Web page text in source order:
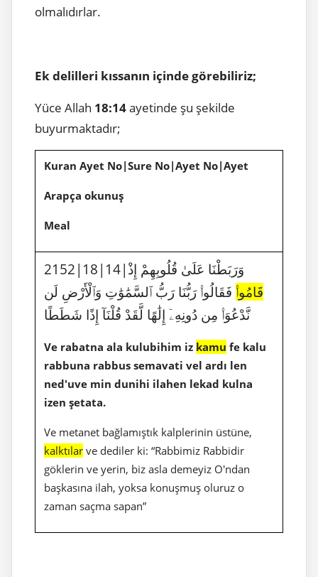
olmalıdırlar.
Ek delilleri kıssanın içinde görebiliriz;
Yüce Allah 18:14ayetinde şu şekilde
buyurmaktadır;
Kuran Ayet No|Sure No|Ayet No|Ayet
Arapça okunuş
Meal
2152|18|14|وَرَبَطْنَا عَلَىٰ قُلُوبِهِمْ إِذْ
قَامُوا۟ فَقَالُوا۟ رَبُّنَا رَبُّ ٱلسَّمَٰوَٰتِ وَٱلْأَرْضِ لَن
نَّدْعُوَا۟ مِن دُونِهِۦٓ إِلَٰهًا لَّقَدْ قُلْنَآ إِذًا شَطَطًا
Ve rabatna ala kulubihim iz kamu fe kalu
rabbuna rabbus semavati vel ardı len
ned'uve min dunihi ilahen lekad kulna
izen şetata.
Ve metanet bağlamıştık kalplerinin üstüne,
kalktılar ve dediler ki: “Rabbimiz Rabbidir
göklerin ve yerin, biz asla demeyiz O'ndan
başkasına ilah, yoksa konuşmuş oluruz o
zaman saçma sapan”